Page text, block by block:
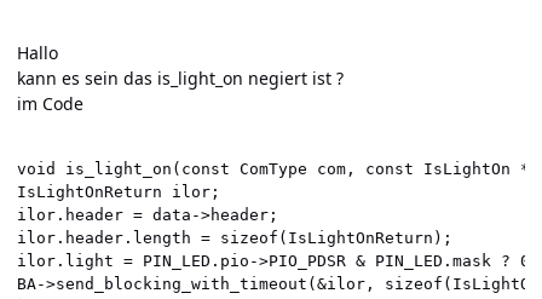
Hallo
kann es sein das is_light_on negiert ist ?
im Code
void is_light_on(const ComType com, const IsLightOn
IsLightOnReturn ilor;
ilor.header = data->header;
ilor.header.length = sizeof(IsLightOnReturn);
ilor.light = PIN_LED.pio->PIO_PDSR & PIN_LED.mask ?
BA->send_blocking_with_timeout(&ilor,